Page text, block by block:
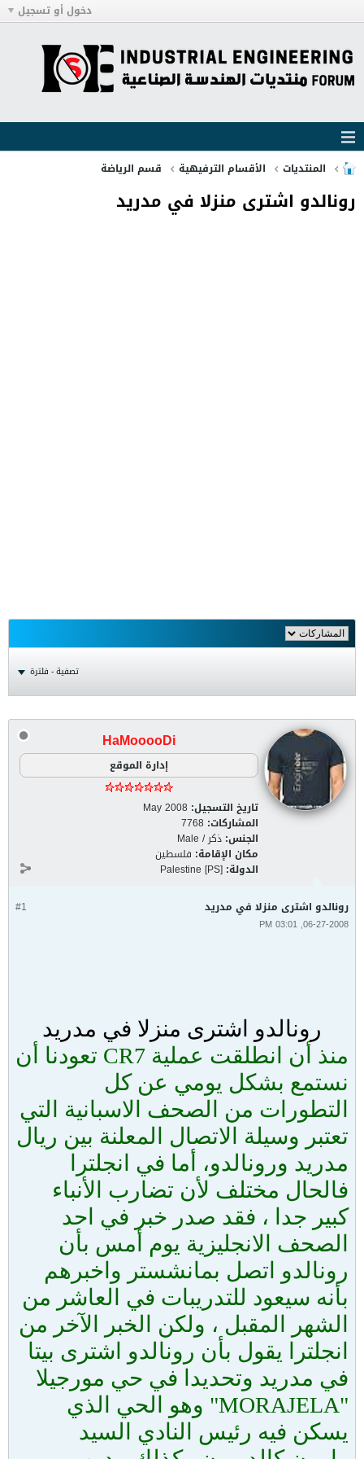
دخول أو تسجيل
المنتديات الأقسام الترفيهية قسم الرياضة
رونالدو اشترى منزلا في مدريد
تصفية - فلترة
HaMooooDi
إدارة الموقع
تاريخ التسجيل: May 2008
المشاركات: 7768
الجنس: ذكر / Male
مكان الإقامة: فلسطين
الدولة: Palestine [PS]
#1 رونالدو اشترى منزلا في مدريد
06-27-2008, 03:01 PM
رونالدو اشترى منزلا في مدريد
منذ أن انطلقت عملية CR7 تعودنا أن
نستمع بشكل يومي عن كل
التطورات من الصحف الاسبانية التي
تعتبر وسيلة الاتصال المعلنة بين ريال
مدريد ورونالدو، أما في انجلترا
فالحال مختلف لأن تضارب الأنباء
كبير جدا ، فقد صدر خبر في احد
الصحف الانجليزية يوم أمس بأن
رونالدو اتصل بمانشستر واخبرهم
بأنه سيعود للتدريبات في العاشر من
الشهر المقبل ، ولكن الخبر الآخر من
انجلترا يقول بأن رونالدو اشترى بيتا
في مدريد وتحديدا في حي مورجيلا
"MORAJELA" وهو الحي الذي
يسكن فيه رئيس النادي السيد